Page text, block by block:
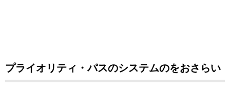
プライオリティ・パスのシステムのをおさらい